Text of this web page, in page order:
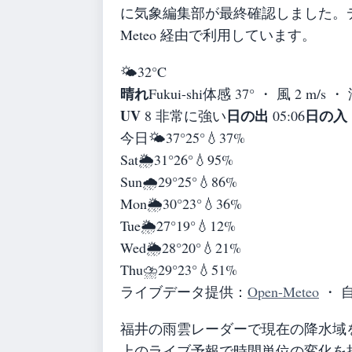
に気象編集部が最終確認しました
Meteo 経由で利用しています。
🌤️32°C
晴れFukui-shi体感 37° ・ 風 2 m/s ・
UV 8 非常に強い日の出 05:06日の入
今日🌤️37°25°💧37%
Sat🌦️31°26°💧95%
Sun🌧️29°25°💧86%
Mon🌦️30°23°💧36%
Tue🌦️27°19°💧12%
Wed🌦️28°20°💧21%
Thu⛈️29°23°💧51%
ライブデータ提供： Open-Meteo ・
福井の雨雲レーダーで現在の降水域